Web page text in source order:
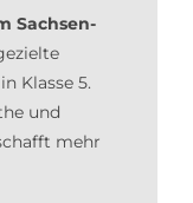
Sachsen-
Klasse 5.
und
mehr